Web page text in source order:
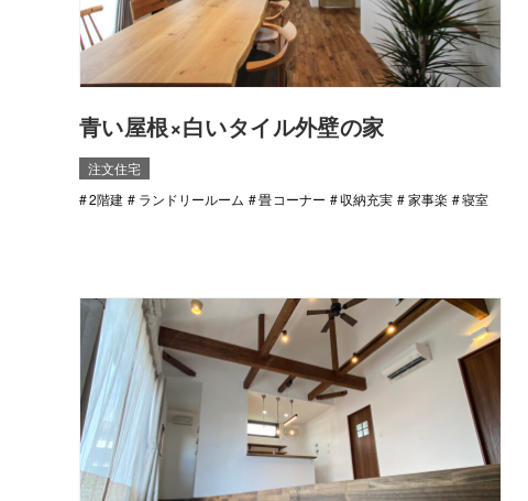
青い屋根×白いタイル外壁の家
注文住宅
2階建
ランドリールーム 畳コーナー 収納充実 家事楽 寝室